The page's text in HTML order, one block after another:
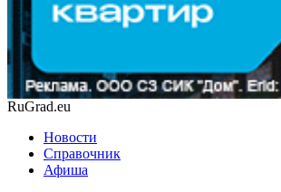
RuGrad.eu
Новости
Справочник
Афиша